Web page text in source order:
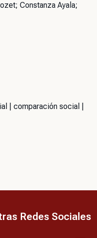
Constanza Ayala;
| comparación social |
Redes Sociales